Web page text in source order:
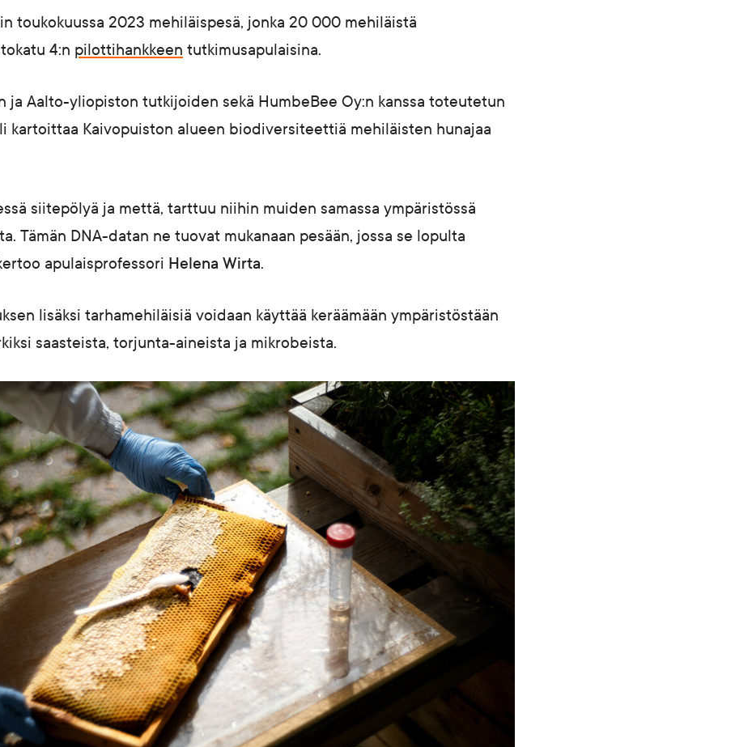
toukokuussa 2023 mehiläispesä, jonka 20 000 mehiläistä
4:n pilottihankkeen tutkimusapulaisina.
ja Aalto-yliopiston tutkijoiden sekä HumbeBee Oy:n kanssa toteutetun
kartoittaa Kaivopuiston alueen biodiversiteettiä mehiläisten hunajaa
siitepölyä ja mettä, tarttuu niihin muiden samassa ympäristössä
Tämän DNA-datan ne tuovat mukanaan pesään, jossa se lopulta
apulaisprofessori Helena Wirta.
lisäksi tarhamehiläisiä voidaan käyttää keräämään ympäristöstään
saasteista, torjunta-aineista ja mikrobeista.